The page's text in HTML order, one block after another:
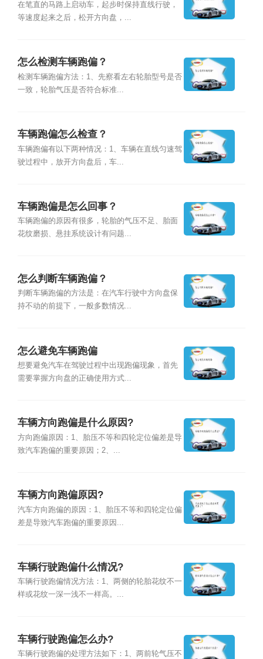
在笔直的马路上启动车，起步时保持直线行驶，
等速度起来之后，松开方向盘，...
怎么检测车辆跑偏？
检测车辆跑偏方法：1、先察看左右轮胎型号是否
一致，轮胎气压是否符合标准...
车辆跑偏怎么检查？
车辆跑偏有以下两种情况：1、车辆在直线匀速驾
驶过程中，放开方向盘后，车...
车辆跑偏是怎么回事？
车辆跑偏的原因有很多，轮胎的气压不足、胎面
花纹磨损、悬挂系统设计有问题...
怎么判断车辆跑偏？
判断车辆跑偏的方法是：在汽车行驶中方向盘保
持不动的前提下，一般多数情况...
怎么避免车辆跑偏
想要避免汽车在驾驶过程中出现跑偏现象，首先
需要掌握方向盘的正确使用方式...
车辆方向跑偏是什么原因?
方向跑偏原因：1、胎压不等和四轮定位偏差是导
致汽车跑偏的重要原因；2、...
车辆方向跑偏原因?
汽车方向跑偏的原因：1、胎压不等和四轮定位偏
差是导致汽车跑偏的重要原因...
车辆行驶跑偏什么情况?
车辆行驶跑偏情况方法：1、两侧的轮胎花纹不一
样或花纹一深一浅不一样高。...
车辆行驶跑偏怎么办?
车辆行驶跑偏的处理方法如下：1、两前轮气压不